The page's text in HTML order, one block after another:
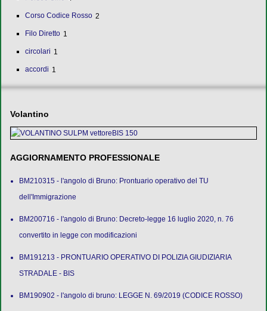
Corso Codice Rosso 2
Filo Diretto 1
circolari 1
accordi 1
Volantino
AGGIORNAMENTO PROFESSIONALE
BM210315 - l'angolo di Bruno: Prontuario operativo del TU
dell'Immigrazione
BM200716 - l'angolo di Bruno: Decreto-legge 16 luglio 2020, n. 76
convertito in legge con modificazioni
BM191213 - PRONTUARIO OPERATIVO DI POLIZIA GIUDIZIARIA
STRADALE - BIS
BM190902 - l'angolo di bruno: LEGGE N. 69/2019 (CODICE ROSSO)